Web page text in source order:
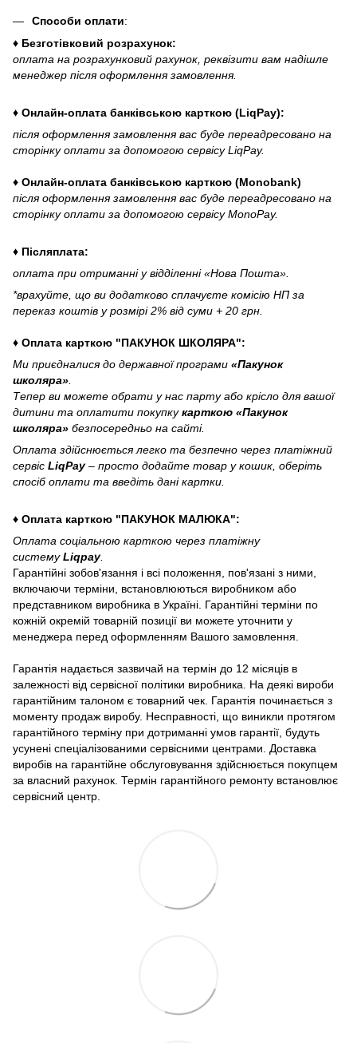
Способи оплати:
♦ Безготівковий розрахунок:
оплата на розрахунковий рахунок, реквізити вам надішле
менеджер після оформлення замовлення.
♦ Онлайн-оплата банківською карткою (LiqPay):
після оформлення замовлення вас буде переадресовано на
сторінку оплати за допомогою сервісу LiqPay.
♦ Онлайн-оплата банківською карткою (Monobank)
після оформлення замовлення вас буде переадресовано на
сторінку оплати за допомогою сервісу MonoPay.
♦ Післяплата:
оплата при отриманні у відділенні «Нова Пошта».
*врахуйте, що ви додатково сплачуєте комісію НП за
переказ коштів у розмірі 2% від суми + 20 грн.
♦ Оплата карткою "ПАКУНОК ШКОЛЯРА":
Ми приєдналися до державної програми «Пакунок
школяра».
Тепер ви можете обрати у нас парту або крісло для вашої
дитини та оплатити покупкукарткою «Пакунок
школяра» безпосередньо на сайті.
Оплата здійснюється легко та безпечно через платіжний
сервіс LiqPay– просто додайте товар у кошик, оберіть
спосіб оплати та введіть дані картки.
♦ Оплата карткою "ПАКУНОК МАЛЮКА":
Оплата соціальною карткою через платіжну
системуLiqpay.
Гарантійні зобов'язання і всі положення, пов'язані з ними,
включаючи терміни, встановлюються виробником або
представником виробника в Україні. Гарантійні терміни по
кожній окремій товарній позиції ви можете уточнити у
менеджера перед оформленням Вашого замовлення.
Гарантія надається зазвичай на термін до 12 місяців в
залежності від сервісної політики виробника. На деякі вироби
гарантійним талоном є товарний чек. Гарантія починається з
моменту продаж виробу. Несправності, що виникли протягом
гарантійного терміну при дотриманні умов гарантії, будуть
усунені спеціалізованими сервісними центрами. Доставка
виробів на гарантійне обслуговування здійснюється покупцем
за власний рахунок. Термін гарантійного ремонту встановлює
сервісний центр.